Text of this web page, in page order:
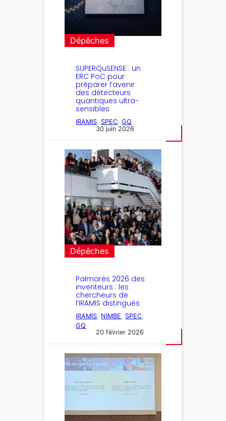
Dépêches
SUPERQuSENSE : un
ERC PoC pour
préparer l’avenir
des détecteurs
quantiques ultra-
sensibles
IRAMIS, SPEC, GQ
30 juin 2026
Dépêches
Palmarès 2026 des
inventeurs : les
chercheurs de
l’IRAMIS distingués
IRAMIS NIMBE SPEC
GQ
20 février 2026